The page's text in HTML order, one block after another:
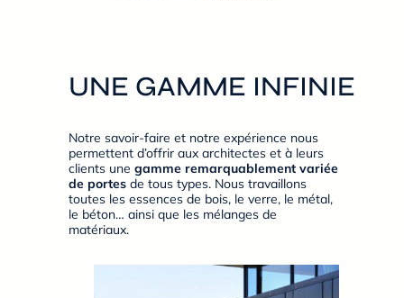
UNE GAMME INFINIE
Notre savoir-faire et notre expérience nous
permettent d’offrir aux architectes et à leurs
clients une gamme remarquablement variée
de portesde tous types. Nous travaillons
toutes les essences de bois, le verre, le métal,
le béton… ainsi que les mélanges de
matériaux.